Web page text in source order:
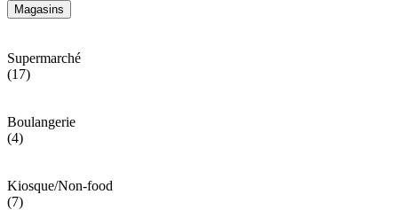
Magasins
Supermarché
(17)
Boulangerie
(4)
Kiosque/Non-food
(7)